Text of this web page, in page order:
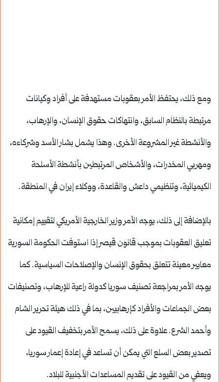
ومع ذلك، يحتفظ الأمر بعقوبات مستهدفة على أفراد وكيانات
مرتبطة بالنظام السابق، وانتهاكات حقوق الإنسان، والإرهاب،
والأنشطة غير المشروعة الأخرى. وهذا يشمل بشار الأسد وشركاءه،
ومهربي المخدرات، والأشخاص المرتبطين بأنشطة الأسلحة
الكيميائية، وتنظيمي داعش والقاعدة، ووكلاء إيران في المنطقة.
بالإضافة إلى ذلك، يوجه الأمر وزير الخارجية الأمريكي لتقييم إمكانية
تعليق العقوبات بموجب قانون قيصر إذا استوفت الحكومة السورية
معايير معينة تتعلق بحقوق الإنسان والإصلاحات السياسية. كما
يوجه الأمر بمراجعة تصنيف سوريا كدولة راعية للإرهاب، وتصنيفات
بعض الجماعات والأفراد كإرهابيين، بما في ذلك هيئة تحرير الشام
وأحمد الشرع. علاوة على ذلك، يسمح الأمر بتخفيف القيود على
تصدير بعض السلع التي يمكن أن تساعد في إعادة إعمار سوريا،
ويعفي من القيود على تقديم المساعدات الأجنبية للبلاد.